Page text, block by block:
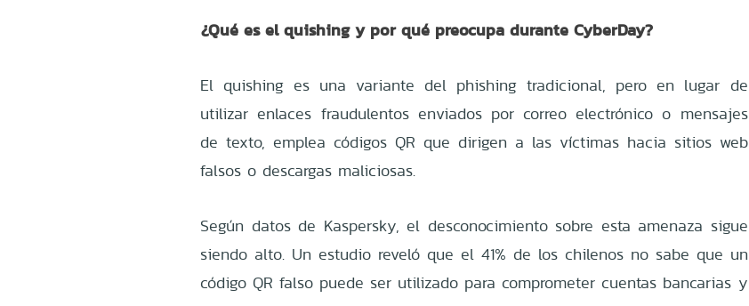
¿Qué es el quishing y por qué preocupa durante CyberDay?
El quishing es una variante del phishing tradicional, pero en lugar de
utilizar enlaces fraudulentos enviados por correo electrónico o mensajes
de texto, emplea códigos QR que dirigen a las víctimas hacia sitios web
falsos o descargas maliciosas.
Según datos de Kaspersky, el desconocimiento sobre esta amenaza sigue
siendo alto. Un estudio reveló que el 41% de los chilenos no sabe que un
código QR falso puede ser utilizado para comprometer cuentas bancarias y